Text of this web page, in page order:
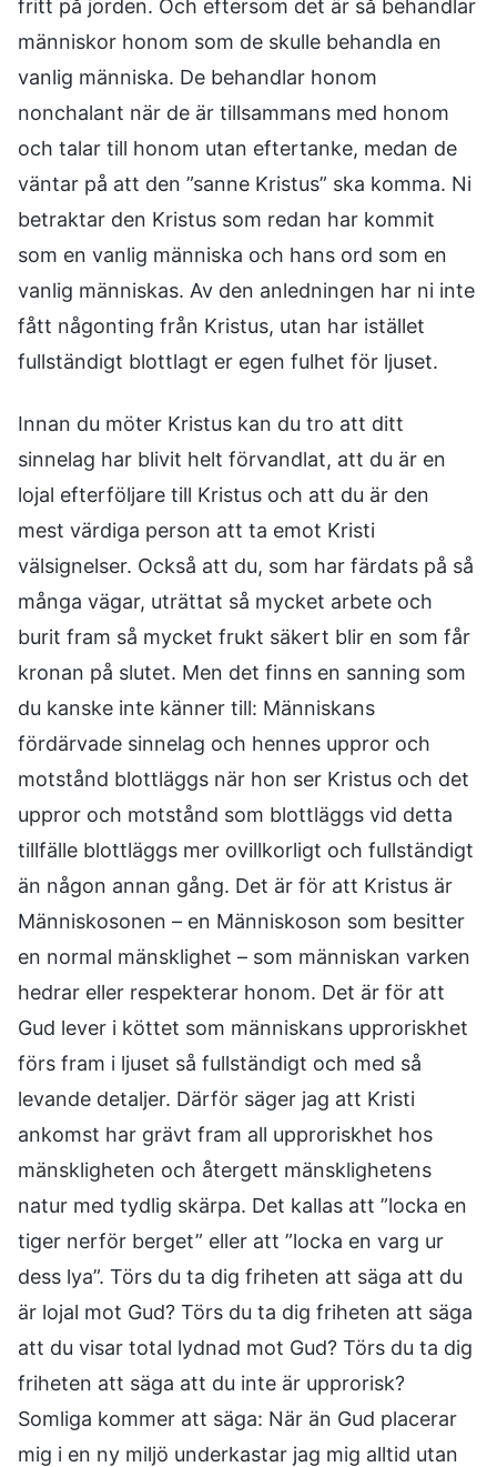
fritt på jorden. Och eftersom det är så behandlar
människor honom som de skulle behandla en
vanlig människa. De behandlar honom
nonchalant när de är tillsammans med honom
och talar till honom utan eftertanke, medan de
väntar på att den ”sanne Kristus” ska komma. Ni
betraktar den Kristus som redan har kommit
som en vanlig människa och hans ord som en
vanlig människas. Av den anledningen har ni inte
fått någonting från Kristus, utan har istället
fullständigt blottlagt er egen fulhet för ljuset.
Innan du möter Kristus kan du tro att ditt
sinnelag har blivit helt förvandlat, att du är en
lojal efterföljare till Kristus och att du är den
mest värdiga person att ta emot Kristi
välsignelser. Också att du, som har färdats på så
många vägar, uträttat så mycket arbete och
burit fram så mycket frukt säkert blir en som får
kronan på slutet. Men det finns en sanning som
du kanske inte känner till: Människans
fördärvade sinnelag och hennes uppror och
motstånd blottläggs när hon ser Kristus och det
uppror och motstånd som blottläggs vid detta
tillfälle blottläggs mer ovillkorligt och fullständigt
än någon annan gång. Det är för att Kristus är
Människosonen – en Människoson som besitter
en normal mänsklighet – som människan varken
hedrar eller respekterar honom. Det är för att
Gud lever i köttet som människans upproriskhet
förs fram i ljuset så fullständigt och med så
levande detaljer. Därför säger jag att Kristi
ankomst har grävt fram all upproriskhet hos
mänskligheten och återgett mänsklighetens
natur med tydlig skärpa. Det kallas att ”locka en
tiger nerför berget” eller att ”locka en varg ur
dess lya”. Törs du ta dig friheten att säga att du
är lojal mot Gud? Törs du ta dig friheten att säga
att du visar total lydnad mot Gud? Törs du ta dig
friheten att säga att du inte är upprorisk?
Somliga kommer att säga: När än Gud placerar
mig i en ny miljö underkastar jag mig alltid utan